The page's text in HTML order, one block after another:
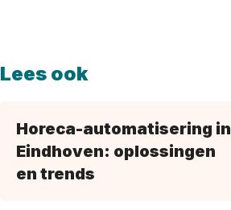
Lees ook
Horeca-automatisering in
Eindhoven: oplossingen
en trends